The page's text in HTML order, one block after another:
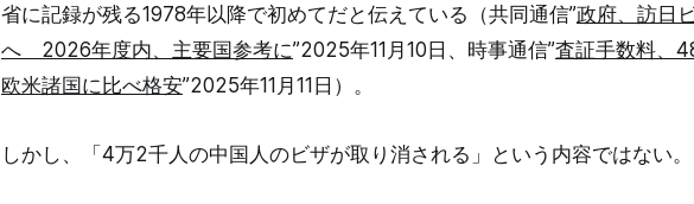
省に記録が残る1978年以降で初めてだと伝えている（共同通信”政府、訪日
へ 2026年度内、主要国参考に”2025年11月10日、時事通信”査証手数料、
欧米諸国に比べ格安”2025年11月11日）。
しかし、「4万2千人の中国人のビザが取り消される」という内容ではない。